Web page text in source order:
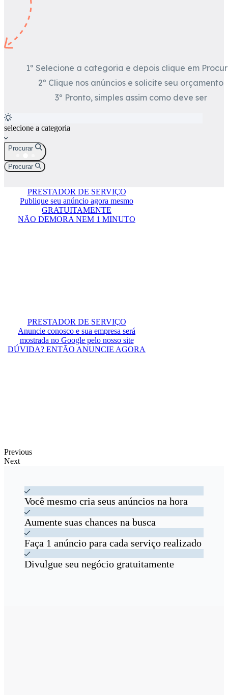
1º Selecione a categoria e depois clique em
2º Clique nos anúncios e solicite seu orçamento
3º Pronto, simples assim como deve ser
selecione a categoria
Procurar
Procurar
PRESTADOR DE SERVIÇO
Publique seu anúncio agora mesmo
GRATUITAMENTE
NÃO DEMORA NEM 1 MINUTO
PRESTADOR DE SERVIÇO
Anuncie conosco e sua empresa será
mostrada no Google pelo nosso site
DÚVIDA? ENTÃO ANUNCIE AGORA
Previous
Next
Você mesmo cria seus anúncios na hora
Aumente suas chances na busca
Faça 1 anúncio para cada serviço realizado
Divulgue seu negócio gratuitamente